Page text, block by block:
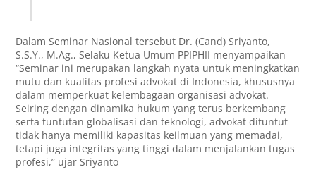
Dalam Seminar Nasional tersebut Dr. (Cand) Sriyanto,
S.S.Y., M.Ag., Selaku Ketua Umum PPIPHII menyampaikan
“Seminar ini merupakan langkah nyata untuk meningkatkan
mutu dan kualitas profesi advokat di Indonesia, khususnya
dalam memperkuat kelembagaan organisasi advokat.
Seiring dengan dinamika hukum yang terus berkembang
serta tuntutan globalisasi dan teknologi, advokat dituntut
tidak hanya memiliki kapasitas keilmuan yang memadai,
tetapi juga integritas yang tinggi dalam menjalankan tugas
profesi,” ujar Sriyanto